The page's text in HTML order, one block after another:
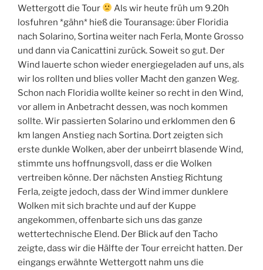
Wettergott die Tour
Als wir heute früh um 9.20h
losfuhren *gähn* hieß die Touransage: über Floridia
nach Solarino, Sortina weiter nach Ferla, Monte Grosso
und dann via Canicattini zurück. Soweit so gut. Der
Wind lauerte schon wieder energiegeladen auf uns, als
wir los rollten und blies voller Macht den ganzen Weg.
Schon nach Floridia wollte keiner so recht in den Wind,
vor allem in Anbetracht dessen, was noch kommen
sollte. Wir passierten Solarino und erklommen den 6
km langen Anstieg nach Sortina. Dort zeigten sich
erste dunkle Wolken, aber der unbeirrt blasende Wind,
stimmte uns hoffnungsvoll, dass er die Wolken
vertreiben könne. Der nächsten Anstieg Richtung
Ferla, zeigte jedoch, dass der Wind immer dunklere
Wolken mit sich brachte und auf der Kuppe
angekommen, offenbarte sich uns das ganze
wettertechnische Elend. Der Blick auf den Tacho
zeigte, dass wir die Hälfte der Tour erreicht hatten. Der
eingangs erwähnte Wettergott nahm uns die